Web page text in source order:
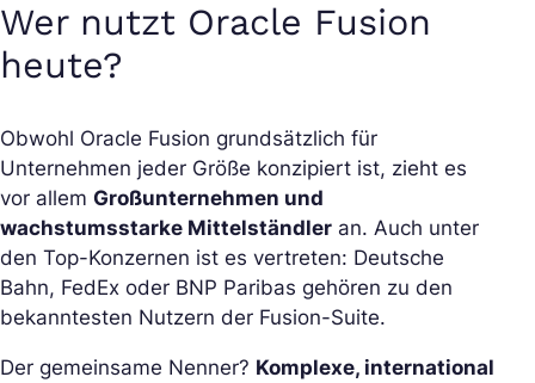
Wer nutzt Oracle Fusion
heute?
Obwohl Oracle Fusion grundsätzlich für
Unternehmen jeder Größe konzipiert ist, zieht es
vor allem Großunternehmen und
wachstumsstarke Mittelständler an. Auch unter
den Top-Konzernen ist es vertreten: Deutsche
Bahn, FedEx oder BNP Paribas gehören zu den
bekanntesten Nutzern der Fusion-Suite.
Der gemeinsame Nenner? Komplexe, international